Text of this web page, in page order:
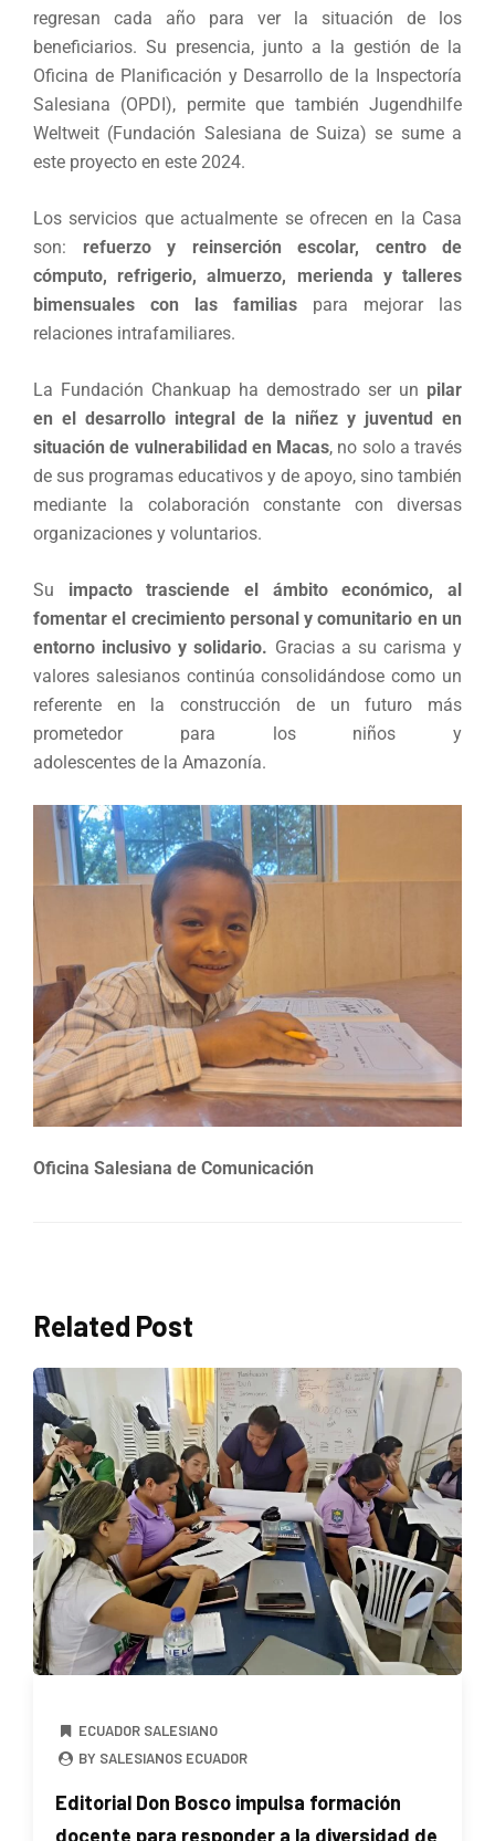
regresan cada año para ver la situación de los
beneficiarios. Su presencia, junto a la gestión de la
Oficina de Planificación y Desarrollo de la Inspectoría
Salesiana (OPDI), permite que también Jugendhilfe
Weltweit (Fundación Salesiana de Suiza) se sume a
este proyecto en este 2024.
Los servicios que actualmente se ofrecen en la Casa
son: refuerzo y reinserción escolar, centro de
cómputo, refrigerio, almuerzo, merienda y talleres
bimensuales con las familias para mejorar las
relaciones intrafamiliares.
La Fundación Chankuap ha demostrado ser un pilar
en el desarrollo integral de la niñez y juventud en
situación de vulnerabilidad en Macas, no solo a través
de sus programas educativos y de apoyo, sino también
mediante la colaboración constante con diversas
organizaciones y voluntarios.
Su impacto trasciende el ámbito económico, al
fomentar el crecimiento personal y comunitario en un
entorno inclusivo y solidario. Gracias a su carisma y
valores salesianos continúa consolidándose como un
referente en la construcción de un futuro más
prometedor para los niños y
adolescentes de la Amazonía.
Oficina Salesiana de Comunicación
Related Post
ECUADOR SALESIANO
BY SALESIANOS ECUADOR
Editorial Don Bosco impulsa formación
docente para responder a la diversidad de